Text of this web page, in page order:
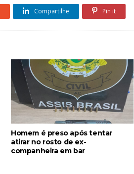
Compartilhe Pin it
Homem é preso após tentar
atirar no rosto de ex-
companheira em bar